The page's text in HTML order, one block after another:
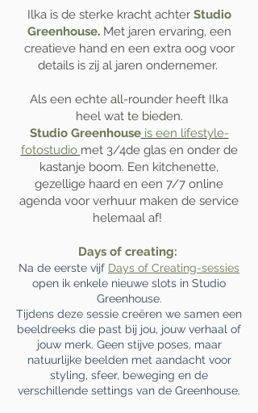
Ilka is de sterke kracht achter Studio
Greenhouse. Met jaren ervaring, een
creatieve hand en een extra oog voor
details is zij al jaren ondernemer.
Als een echte all-rounder heeft Ilka
heel wat te bieden.
Studio Greenhouseis een lifestyle-
fotostudio met3/4de glas en onder de
kastanje boom. Een kitchenette,
gezellige haard en een 7/7 online
agenda voor verhuur maken de service
helemaal af!
Days of creating:
Na de eerste vijf Days of Creating-sessies
open ik enkele nieuwe slots in Studio
Greenhouse.
Tijdens deze sessie creëren we samen een
beeldreeks die past bij jou, jouw verhaal of
jouw merk. Geen stijve poses, maar
natuurlijke beelden met aandacht voor
styling, sfeer, beweging en de
verschillende settings van de Greenhouse.